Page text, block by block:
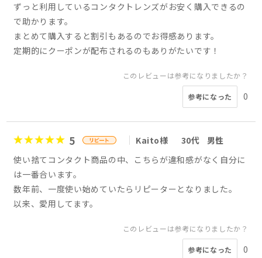
ずっと利用しているコンタクトレンズがお安く購入できるの
で助かります。
まとめて購入すると割引もあるのでお得感あります。
定期的にクーポンが配布されるのもありがたいです！
このレビューは参考になりましたか？
参考になった 0
5 Kaito様 30代
男性
使い捨てコンタクト商品の中、こちらが違和感がなく自分に
は一番合います。
数年前、一度使い始めていたらリピーターとなりました。
以来、愛用してます。
このレビューは参考になりましたか？
参考になった 0